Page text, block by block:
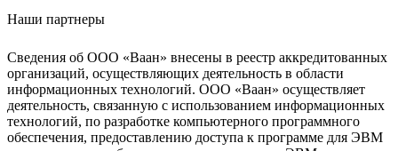
Наши партнеры
Сведения об ООО «Ваан» внесены в реестр аккредитованных
организаций, осуществляющих деятельность в области
информационных технологий. ООО «Ваан» осуществляет
деятельность, связанную с использованием информационных
технологий, по разработке компьютерного программного
обеспечения, предоставлению доступа к программе для ЭВМ